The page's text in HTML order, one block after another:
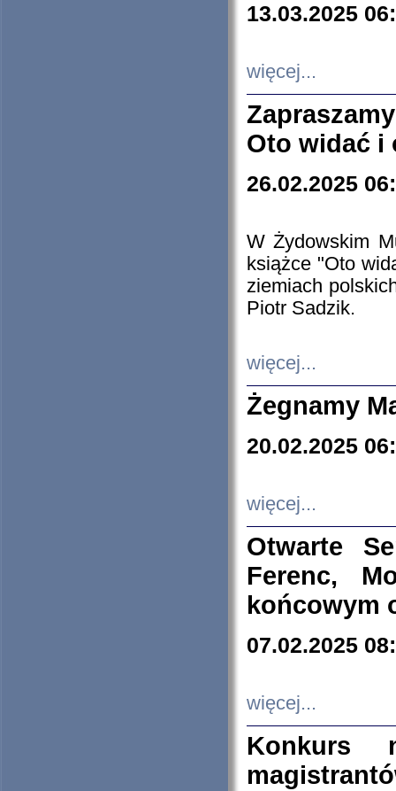
13.03.2025
więcej...
Oto widać i
26.02.2025
W Żydowskim
książce "Oto
ziemiach
Piotr Sadzik.
więcej...
Żegnamy
20.02.2025
więcej...
Otwarte
Ferenc,
końcowym
07.02.2025
więcej...
Konkurs